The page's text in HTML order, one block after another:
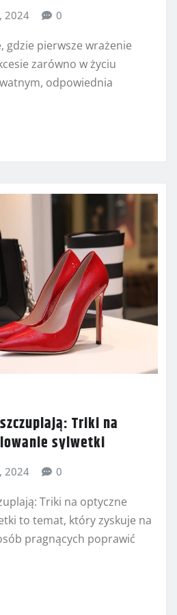
2024 0
gdzie pierwsze wrażenie
zarówno w życiu
odpowiednia
Triki na
sylwetki
2024 0
Triki na optyczne
to temat, który zyskuje na
pragnących poprawić